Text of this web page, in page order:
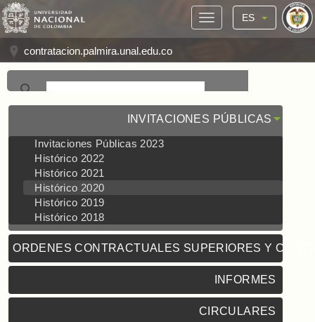
ES
contratacion.palmira.unal.edu.co
INVITACIONES PÚBLICAS
Invitaciones Públicas 2023
Histórico 2022
Histórico 2021
Histórico 2020
Histórico 2019
Histórico 2018
ORDENES CONTRACTUALES SUPERIORES Y
INFORMES
CIRCULARES